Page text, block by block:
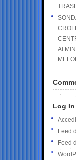
AI
Log In
Accedi
Feed
Feed